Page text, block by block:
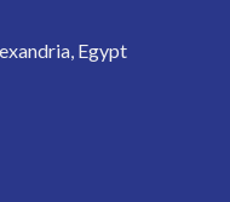
Egypt